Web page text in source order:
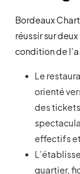
Bordeaux
réussir sur
condition de
Le
orienté
des
effectifs
quartier,